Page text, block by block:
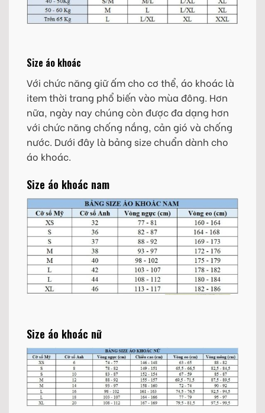
Size áo khoác
Với chức năng giữ ấm cho cơ thể, áo khoác là
item thời trang phổ biến vào mùa đông. Hơn
nữa, ngày nay chúng còn được đa dạng hơn
với chức năng chống nắng, cản gió và chống
nước. Dưới đây là bảng size chuẩn dành cho
áo khoác.
Size áo khoác nam
Size áo khoác nữ